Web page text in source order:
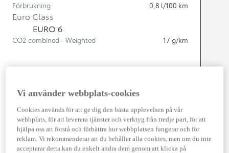
Förbrukning 0,8 l/100 km
Euro Class
EURO 6
CO2 combined - Weighted 17 g/km
Cylindrar
Kapacitet
Effekt
164 kw (223 hk)
Prestanda
Vi använder webbplats-cookies
Cookies används för att ge dig den bästa upplevelsen på vår
webbplats, för att leverera tjänster och verktyg från tredje part, för att
hjälpa oss att förstå och förbättra hur webbplatsen fungerar och för
reklam. Vi rekommenderar att du behåller alla cookies, men om du inte
accepterar detta kan du enkelt ändra dem genom att klicka på